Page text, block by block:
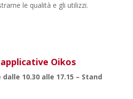
le qualità e gli utilizzi.
Oikos
10.30 alle 17.15 – Stand